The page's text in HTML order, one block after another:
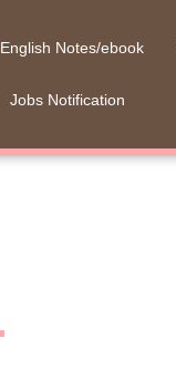
English Notes/ebook
Jobs Notification